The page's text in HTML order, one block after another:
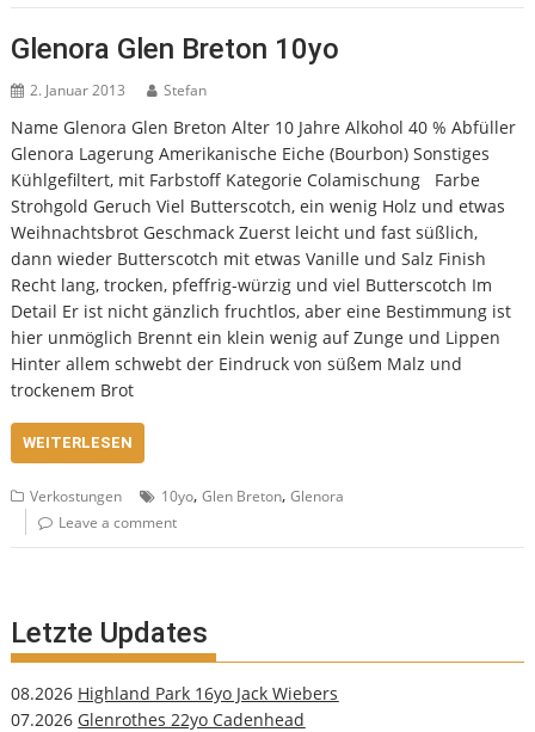
Glenora Glen Breton 10yo
2. Januar 2013 Stefan
Name Glenora Glen Breton Alter 10 Jahre Alkohol 40 % Abfüller
Glenora Lagerung Amerikanische Eiche (Bourbon) Sonstiges
Kühlgefiltert, mit Farbstoff Kategorie Colamischung Farbe
Strohgold Geruch Viel Butterscotch, ein wenig Holz und etwas
Weihnachtsbrot Geschmack Zuerst leicht und fast süßlich,
dann wieder Butterscotch mit etwas Vanille und Salz Finish
Recht lang, trocken, pfeffrig-würzig und viel Butterscotch Im
Detail Er ist nicht gänzlich fruchtlos, aber eine Bestimmung ist
hier unmöglich Brennt ein klein wenig auf Zunge und Lippen
Hinter allem schwebt der Eindruck von süßem Malz und
trockenem Brot
WEITERLESEN
Verkostungen 10yo,Glen Breton,Glenora
Leave a comment
Letzte Updates
08.2026 Highland Park 16yo Jack Wiebers
07.2026 Glenrothes 22yo Cadenhead